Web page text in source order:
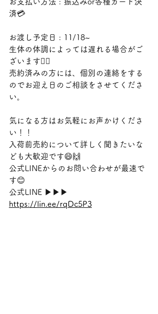
済💳
お渡し予定日 : 11/18~
生体の体調によっては遅れる場合がご
ざいます🙇‍♀️
売約済みの方には、個別の連絡をする
のでお迎え日のご相談をさせてくださ
い。
気になる方はお気軽にお声かけくださ
い！！
入荷前売約について詳しく聞きたいな
ども大歓迎です😄🙌
公式LINEからのお問い合わせが最速で
す😊
公式LINE ▶︎▶︎▶︎
https://lin.ee/rqDc5P3